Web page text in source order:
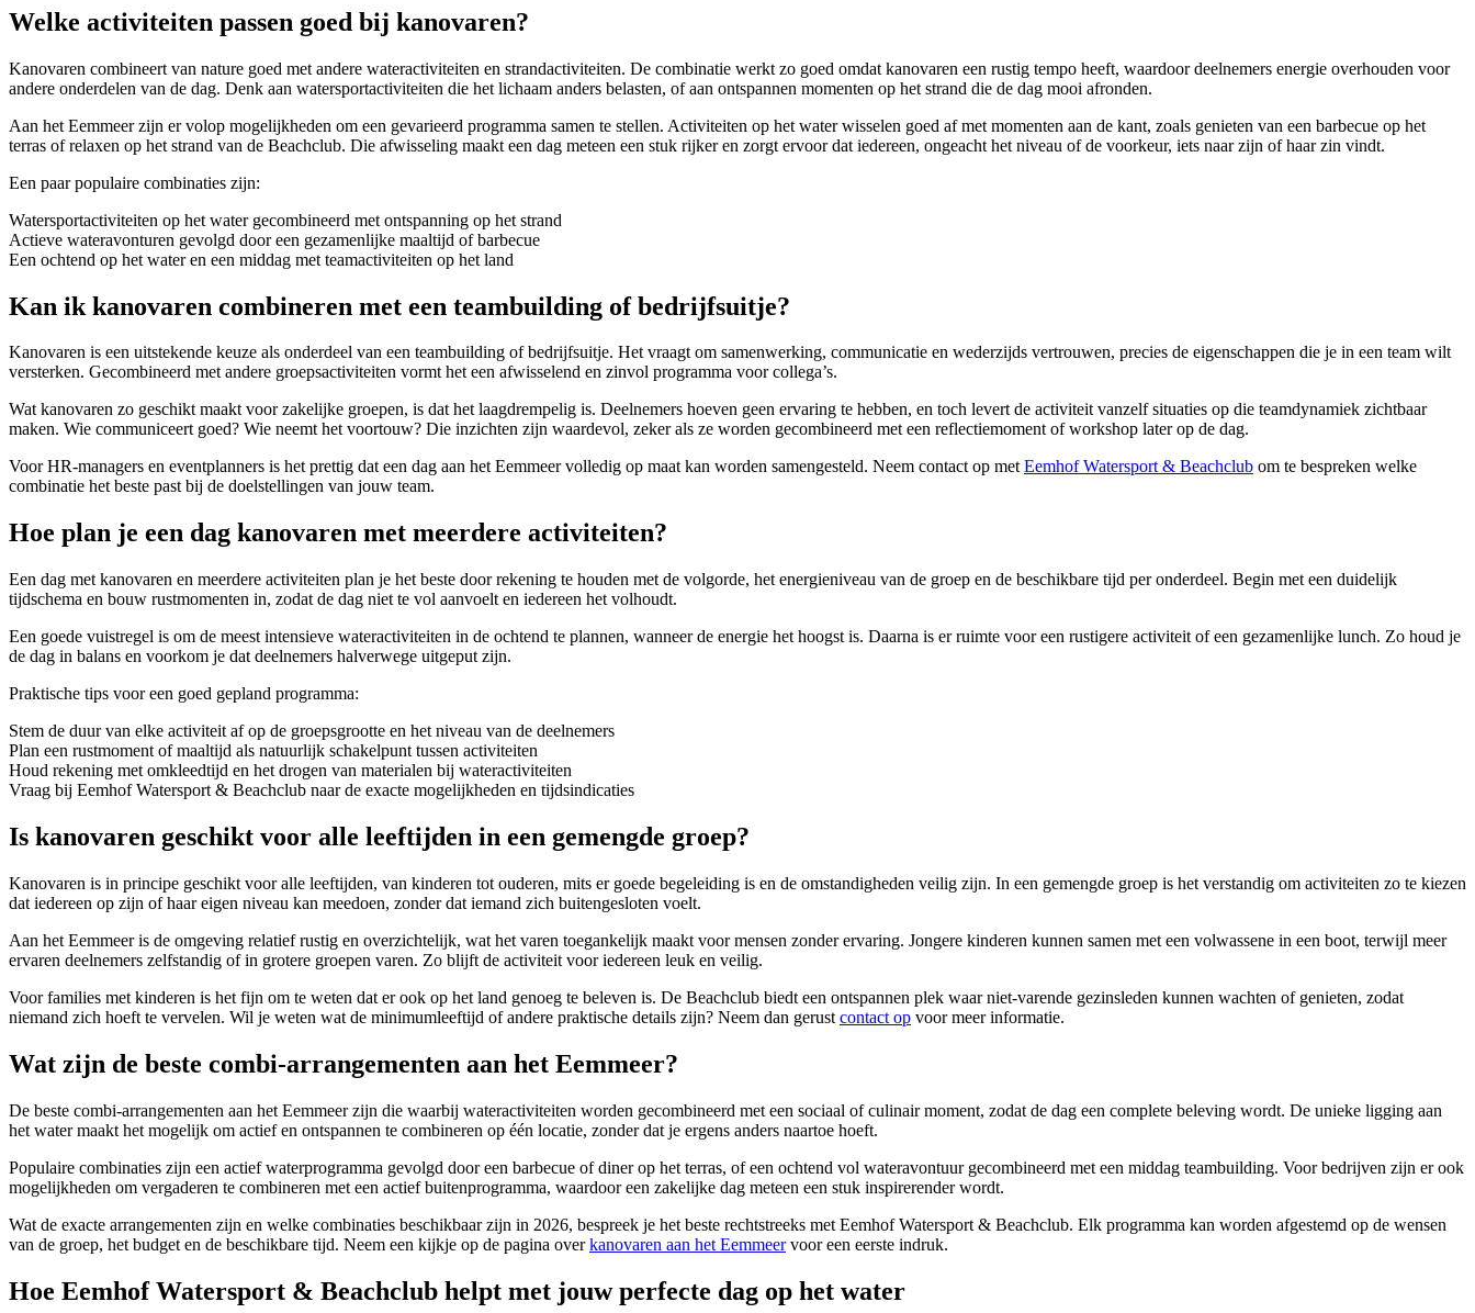
Welke activiteiten passen goed bij kanovaren?
Kanovaren combineert van nature goed met andere wateractiviteiten en strandactiviteiten. De combinatie werkt zo goed omdat kanovaren een rustig tempo heeft, waardoor deelnemers energie overhouden voor
andere onderdelen van de dag. Denk aan watersportactiviteiten die het lichaam anders belasten, of aan ontspannen momenten op het strand die de dag mooi afronden.
Aan het Eemmeer zijn er volop mogelijkheden om een gevarieerd programma samen te stellen. Activiteiten op het water wisselen goed af met momenten aan de kant, zoals genieten van een barbecue op het
terras of relaxen op het strand van de Beachclub. Die afwisseling maakt een dag meteen een stuk rijker en zorgt ervoor dat iedereen, ongeacht het niveau of de voorkeur, iets naar zijn of haar zin vindt.
Een paar populaire combinaties zijn:
Watersportactiviteiten op het water gecombineerd met ontspanning op het strand
Actieve wateravonturen gevolgd door een gezamenlijke maaltijd of barbecue
Een ochtend op het water en een middag met teamactiviteiten op het land
Kan ik kanovaren combineren met een teambuilding of bedrijfsuitje?
Kanovaren is een uitstekende keuze als onderdeel van een teambuilding of bedrijfsuitje. Het vraagt om samenwerking, communicatie en wederzijds vertrouwen, precies de eigenschappen die je in een team wilt
versterken. Gecombineerd met andere groepsactiviteiten vormt het een afwisselend en zinvol programma voor collega’s.
Wat kanovaren zo geschikt maakt voor zakelijke groepen, is dat het laagdrempelig is. Deelnemers hoeven geen ervaring te hebben, en toch levert de activiteit vanzelf situaties op die teamdynamiek zichtbaar
maken. Wie communiceert goed? Wie neemt het voortouw? Die inzichten zijn waardevol, zeker als ze worden gecombineerd met een reflectiemoment of workshop later op de dag.
Voor HR-managers en eventplanners is het prettig dat een dag aan het Eemmeer volledig op maat kan worden samengesteld. Neem contact op metEemhof Watersport & Beachclub om te bespreken welke
combinatie het beste past bij de doelstellingen van jouw team.
Hoe plan je een dag kanovaren met meerdere activiteiten?
Een dag met kanovaren en meerdere activiteiten plan je het beste door rekening te houden met de volgorde, het energieniveau van de groep en de beschikbare tijd per onderdeel. Begin met een duidelijk
tijdschema en bouw rustmomenten in, zodat de dag niet te vol aanvoelt en iedereen het volhoudt.
Een goede vuistregel is om de meest intensieve wateractiviteiten in de ochtend te plannen, wanneer de energie het hoogst is. Daarna is er ruimte voor een rustigere activiteit of een gezamenlijke lunch. Zo houd je
de dag in balans en voorkom je dat deelnemers halverwege uitgeput zijn.
Praktische tips voor een goed gepland programma:
Stem de duur van elke activiteit af op de groepsgrootte en het niveau van de deelnemers
Plan een rustmoment of maaltijd als natuurlijk schakelpunt tussen activiteiten
Houd rekening met omkleedtijd en het drogen van materialen bij wateractiviteiten
Vraag bij Eemhof Watersport & Beachclub naar de exacte mogelijkheden en tijdsindicaties
Is kanovaren geschikt voor alle leeftijden in een gemengde groep?
Kanovaren is in principe geschikt voor alle leeftijden, van kinderen tot ouderen, mits er goede begeleiding is en de omstandigheden veilig zijn. In een gemengde groep is het verstandig om activiteiten zo te kiezen
dat iedereen op zijn of haar eigen niveau kan meedoen, zonder dat iemand zich buitengesloten voelt.
Aan het Eemmeer is de omgeving relatief rustig en overzichtelijk, wat het varen toegankelijk maakt voor mensen zonder ervaring. Jongere kinderen kunnen samen met een volwassene in een boot, terwijl meer
ervaren deelnemers zelfstandig of in grotere groepen varen. Zo blijft de activiteit voor iedereen leuk en veilig.
Voor families met kinderen is het fijn om te weten dat er ook op het land genoeg te beleven is. De Beachclub biedt een ontspannen plek waar niet-varende gezinsleden kunnen wachten of genieten, zodat
niemand zich hoeft te vervelen. Wil je weten wat de minimumleeftijd of andere praktische details zijn? Neem dan gerust contact op voor meer informatie.
Wat zijn de beste combi-arrangementen aan het Eemmeer?
De beste combi-arrangementen aan het Eemmeer zijn die waarbij wateractiviteiten worden gecombineerd met een sociaal of culinair moment, zodat de dag een complete beleving wordt. De unieke ligging aan
het water maakt het mogelijk om actief en ontspannen te combineren op één locatie, zonder dat je ergens anders naartoe hoeft.
Populaire combinaties zijn een actief waterprogramma gevolgd door een barbecue of diner op het terras, of een ochtend vol wateravontuur gecombineerd met een middag teambuilding. Voor bedrijven zijn er ook
mogelijkheden om vergaderen te combineren met een actief buitenprogramma, waardoor een zakelijke dag meteen een stuk inspirerender wordt.
Wat de exacte arrangementen zijn en welke combinaties beschikbaar zijn in 2026, bespreek je het beste rechtstreeks met Eemhof Watersport & Beachclub. Elk programma kan worden afgestemd op de wensen
van de groep, het budget en de beschikbare tijd. Neem een kijkje op de pagina overkanovaren aan het Eemmeervoor een eerste indruk.
Hoe Eemhof Watersport & Beachclub helpt met jouw perfecte dag op het water